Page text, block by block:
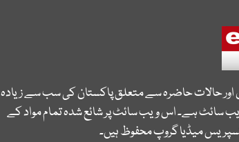
اور حالات حاضرہ سے متعلق پاکستان کی سب سے زیادہ
سائٹ ہے۔ اس ویب سائٹ پر شائع شدہ تمام مواد کے
میڈیا گروپ محفوظ ہیں۔